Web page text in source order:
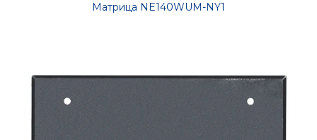
Матрица NE140WUM-NY1